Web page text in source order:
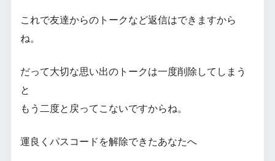
これで友達からのトークなど返信はできますから
ね。
だって大切な思い出のトークは一度削除してしまう
と
もう二度と戻ってこないですからね。
運良くパスコードを解除できたあなたへ